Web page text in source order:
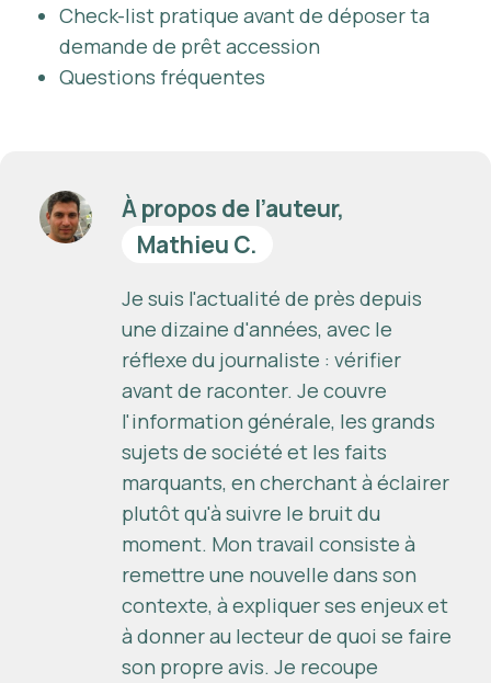
Check-list pratique avant de déposer ta
demande de prêt accession
Questions fréquentes
À propos de l’auteur,
Mathieu C.
Je suis l'actualité de près depuis
une dizaine d'années, avec le
réflexe du journaliste : vérifier
avant de raconter. Je couvre
l'information générale, les grands
sujets de société et les faits
marquants, en cherchant à éclairer
plutôt qu'à suivre le bruit du
moment. Mon travail consiste à
remettre une nouvelle dans son
contexte, à expliquer ses enjeux et
à donner au lecteur de quoi se faire
son propre avis. Je recoupe